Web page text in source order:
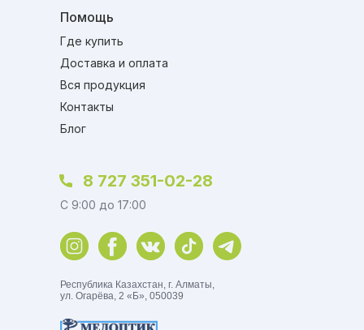
Помощь
Республика Казахстан, г. Алматы,
ул. Огарёва, 2 «Б», 050039
Где купить
Доставка и оплата
Вся продукция
Контакты
C 9:00 до 17:00
Блог
8 727 351-02-28